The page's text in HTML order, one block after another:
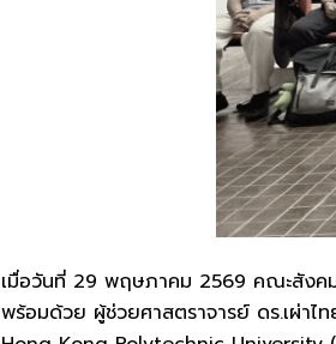
เมื่อวันที่ 29 พฤษภาคม 2569 คณะสัง
พร้อมด้วย ผู้ช่วยศาสตราจารย์ ดร.เผ่า